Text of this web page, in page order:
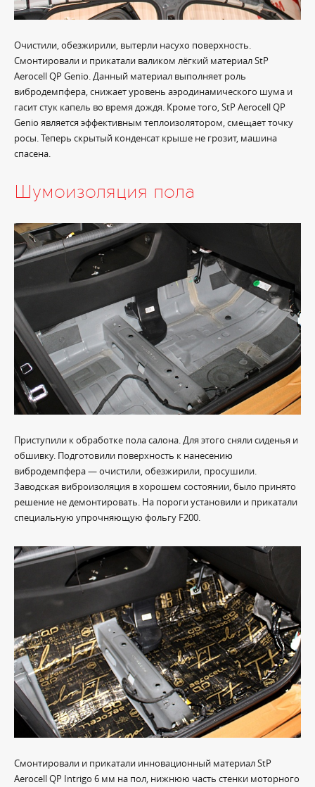
Очистили, обезжирили, вытерли насухо поверхность.
Смонтировали и прикатали валиком лёгкий материал StP
Aerocell QP Genio. Данный материал выполняет роль
вибродемпфера, снижает уровень аэродинамического шума и
гасит стук капель во время дождя. Кроме того, StP Aerocell QP
Genio является эффективным теплоизолятором, смещает точку
росы. Теперь скрытый конденсат крыше не грозит, машина
спасена.
Шумоизоляция пола
Приступили к обработке пола салона. Для этого сняли сиденья и
обшивку. Подготовили поверхность к нанесению
вибродемпфера — очистили, обезжирили, просушили.
Заводская виброизоляция в хорошем состоянии, было принято
решение не демонтировать. На пороги установили и прикатали
специальную упрочняющую фольгу F200.
Смонтировали и прикатали инновационный материал StP
Aerocell QP Intrigo 6 мм на пол, нижнюю часть стенки моторного